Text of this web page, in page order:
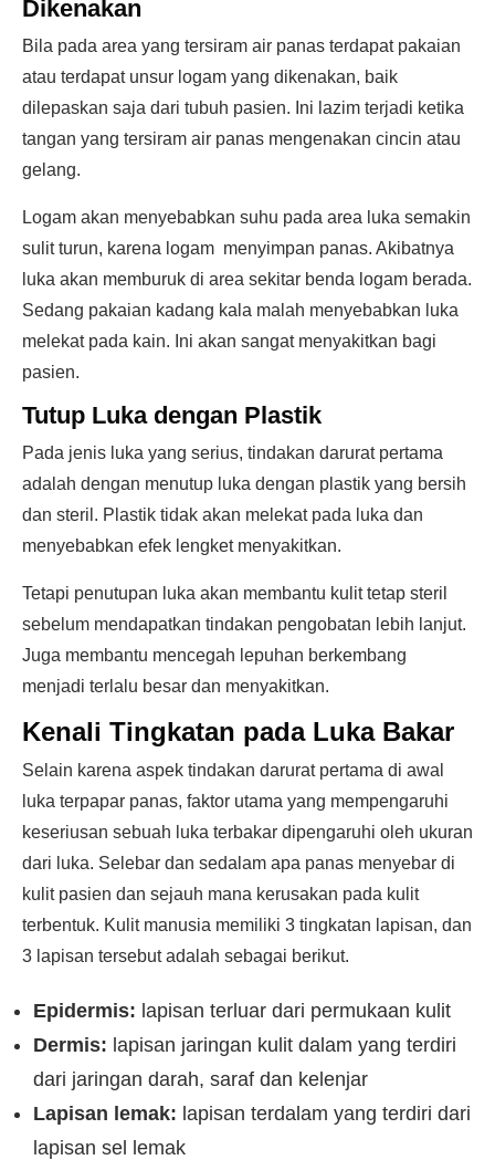
Dikenakan
Bila pada area yang tersiram air panas terdapat pakaian
atau terdapat unsur logam yang dikenakan, baik
dilepaskan saja dari tubuh pasien. Ini lazim terjadi ketika
tangan yang tersiram air panas mengenakan cincin atau
gelang.
Logam akan menyebabkan suhu pada area luka semakin
sulit turun, karena logam menyimpan panas. Akibatnya
luka akan memburuk di area sekitar benda logam berada.
Sedang pakaian kadang kala malah menyebabkan luka
melekat pada kain. Ini akan sangat menyakitkan bagi
pasien.
Tutup Luka dengan Plastik
Pada jenis luka yang serius, tindakan darurat pertama
adalah dengan menutup luka dengan plastik yang bersih
dan steril. Plastik tidak akan melekat pada luka dan
menyebabkan efek lengket menyakitkan.
Tetapi penutupan luka akan membantu kulit tetap steril
sebelum mendapatkan tindakan pengobatan lebih lanjut.
Juga membantu mencegah lepuhan berkembang
menjadi terlalu besar dan menyakitkan.
Kenali Tingkatan pada Luka Bakar
Selain karena aspek tindakan darurat pertama di awal
luka terpapar panas, faktor utama yang mempengaruhi
keseriusan sebuah luka terbakar dipengaruhi oleh ukuran
dari luka. Selebar dan sedalam apa panas menyebar di
kulit pasien dan sejauh mana kerusakan pada kulit
terbentuk. Kulit manusia memiliki 3 tingkatan lapisan, dan
3 lapisan tersebut adalah sebagai berikut.
Epidermis: lapisan terluar dari permukaan kulit
Dermis: lapisan jaringan kulit dalam yang terdiri
dari jaringan darah, saraf dan kelenjar
Lapisan lemak: lapisan terdalam yang terdiri dari
lapisan sel lemak